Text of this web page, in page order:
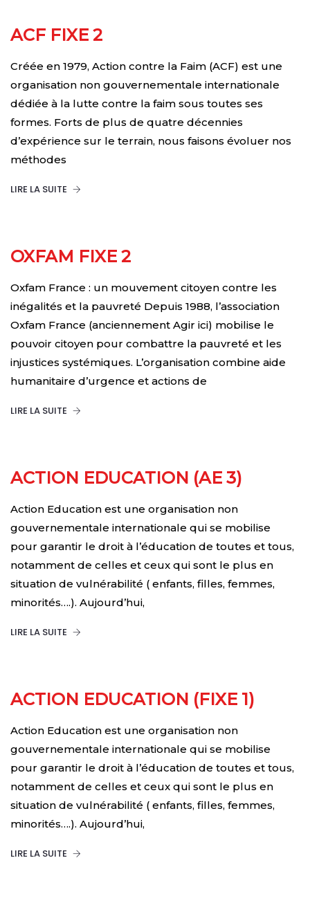
ACF FIXE 2
Créée en 1979, Action contre la Faim (ACF) est une
organisation non gouvernementale internationale
dédiée à la lutte contre la faim sous toutes ses
formes. Forts de plus de quatre décennies
d’expérience sur le terrain, nous faisons évoluer nos
méthodes
LIRE LA SUITE
OXFAM FIXE 2
Oxfam France : un mouvement citoyen contre les
inégalités et la pauvreté Depuis 1988, l’association
Oxfam France (anciennement Agir ici) mobilise le
pouvoir citoyen pour combattre la pauvreté et les
injustices systémiques. L’organisation combine aide
humanitaire d’urgence et actions de
LIRE LA SUITE
ACTION EDUCATION (AE 3)
Action Education est une organisation non
gouvernementale internationale qui se mobilise
pour garantir le droit à l’éducation de toutes et tous,
notamment de celles et ceux qui sont le plus en
situation de vulnérabilité ( enfants, filles, femmes,
minorités….). Aujourd’hui,
LIRE LA SUITE
ACTION EDUCATION (FIXE 1)
Action Education est une organisation non
gouvernementale internationale qui se mobilise
pour garantir le droit à l’éducation de toutes et tous,
notamment de celles et ceux qui sont le plus en
situation de vulnérabilité ( enfants, filles, femmes,
minorités….). Aujourd’hui,
LIRE LA SUITE